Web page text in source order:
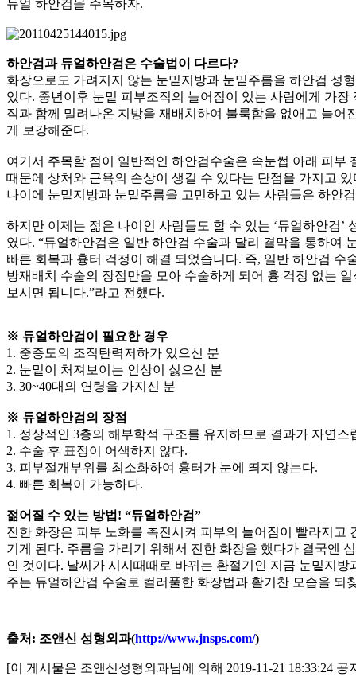
듀얼 하안검을 주목하자.
하안검과 듀얼하안검은 수술법이 다르다?
화장으로도 가려지지 않는 눈밑지방과 눈밑주름을 하안검 성
있다. 중년이후 눈밑 피부조직의 늘어짐이 있는 사람에게 가장
직과 함께 밀려나온 지방을 재배치하여 불룩함을 없애고 늘어
게 보강해준다.
여기서 주목할 점이 일반적인 하안검수술은 속눈썹 아래 피부
때문에 상처와 근육의 손상이 생길 수 있다는 단점을 가지고
나이에 눈밑지방과 눈밑주름을 고민하고 있는 사람들은 하안
하지만 이제는 젊은 나이인 사람들도 할 수 있는 ‘듀얼하안검’
였다. “듀얼하안검은 일반 하안검 수술과 달리 결막을 통하여
빠른 회복과 흉터 걱정이 해결 되었습니다. 즉, 일반 하안검 수
방재배치 수술의 장점만을 모아 수술하게 되어 흉 걱정 없는
보시면 됩니다.”라고 전했다.
※ 듀얼하안검이 필요한 경우
1. 중증도의 조직탄력저하가 있으신 분
2. 눈밑이 처져보이는 인상이 싫으신 분
3. 30~40대의 연령을 가지신 분
※ 듀얼하안검의 장점
1. 정상적인 3층의 해부학적 구조를 유지하므로 결과가 자연스
2. 수술 후 표정이 어색하지 않다.
3. 피부절개부위를 최소화하여 흉터가 눈에 띄지 않는다.
4. 빠른 회복이 가능하다.
젊어질 수 있는 방법! “듀얼하안검”
진한 화장은 피부 노화를 촉진시켜 피부의 늘어짐이 빨라지고
기게 된다. 주름을 가리기 위해서 진한 화장을 했다가 결국엔
인 것이다. 날씨가 시시때때로 바뀌는 환절기인 지금 눈밑지방
주는 듀얼하안검 수술로 컬러풀한 화장법과 활기찬 모습을 되
출처: 조앤신 성형외과(http://www.jnsps.com/)
[이 게시물은 조앤신성형외과님에 의해 2019-11-21 18:33:24